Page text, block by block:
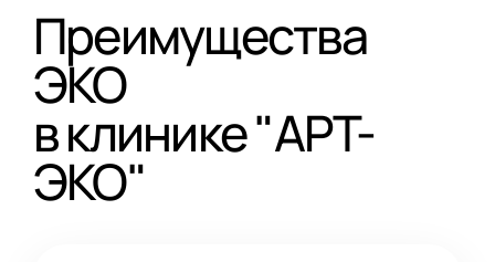
Преимущества
ЭКО
в клинике "АРТ-
ЭКО"